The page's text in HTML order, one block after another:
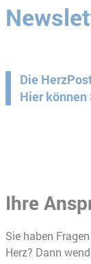
Die
Hier
Ihre
Sie haben
Herz? Dann